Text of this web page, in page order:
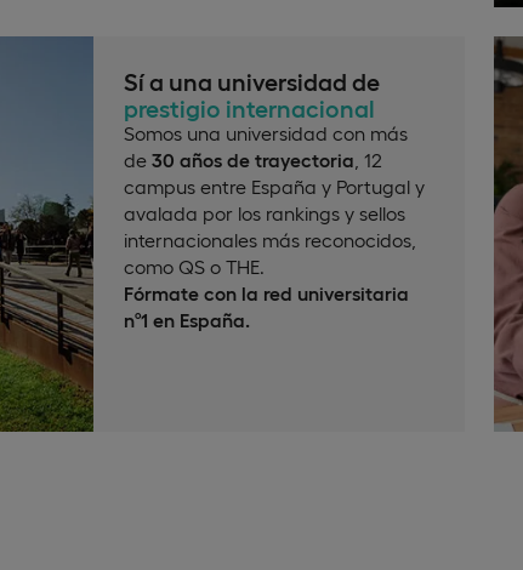
Sí a una universidad de
prestigio internacional
Somos una universidad con más
de 30 años de trayectoria , 12
campus entre España y Portugal y
avalada por los rankings y sellos
internacionales más reconocidos,
como QS o THE.
Fórmate con la red universitaria
nº1 en España.